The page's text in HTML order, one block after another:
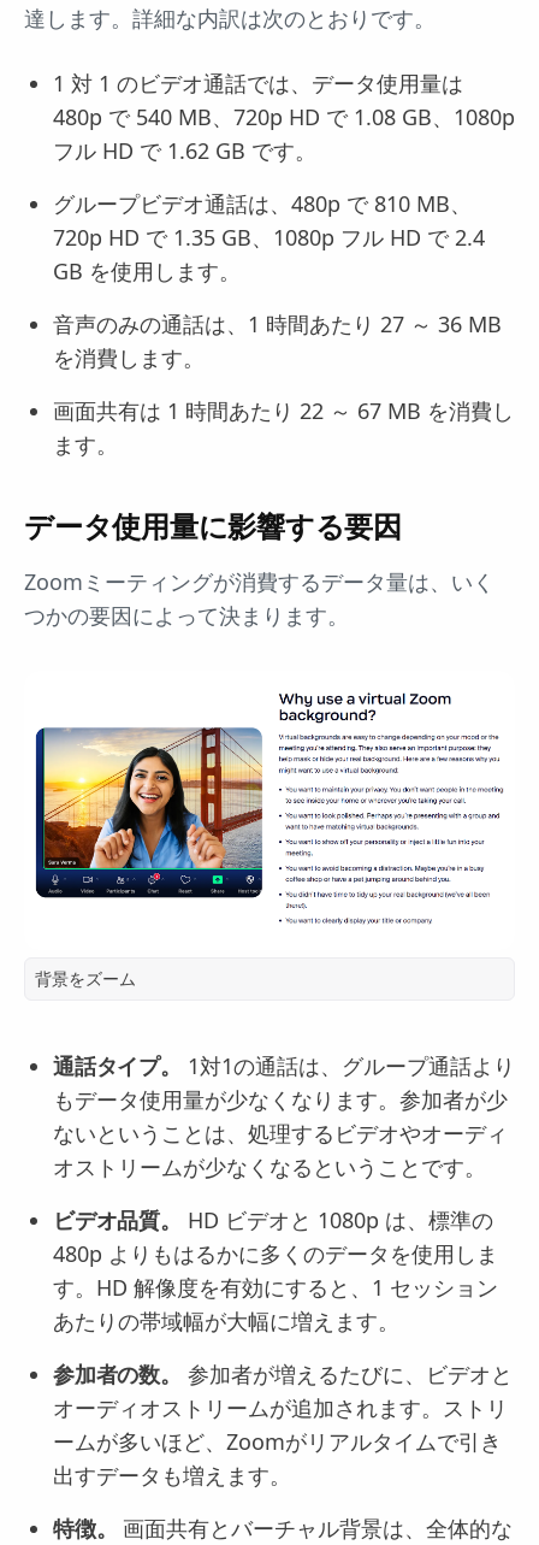
達します。詳細な内訳は次のとおりです。
1 対 1 のビデオ通話では、データ使用量は
480p で 540 MB、720p HD で 1.08 GB、1080p
フル HD で 1.62 GB です。
グループビデオ通話は、480p で 810 MB、
720p HD で 1.35 GB、1080p フル HD で 2.4
GB を使用します。
音声のみの通話は、1 時間あたり 27 ～ 36 MB
を消費します。
画面共有は 1 時間あたり 22 ～ 67 MB を消費し
ます。
データ使用量に影響する要因
Zoomミーティングが消費するデータ量は、いく
つかの要因によって決まります。
背景をズーム
通話タイプ。
1対1の通話は、グループ通話より
もデータ使用量が少なくなります。参加者が少
ないということは、処理するビデオやオーディ
オストリームが少なくなるということです。
ビデオ品質。
HD ビデオと 1080p は、標準の
480p よりもはるかに多くのデータを使用しま
す。HD 解像度を有効にすると、1 セッション
あたりの帯域幅が大幅に増えます。
参加者の数。
参加者が増えるたびに、ビデオと
オーディオストリームが追加されます。ストリ
ームが多いほど、Zoomがリアルタイムで引き
出すデータも増えます。
特徴。
画面共有とバーチャル背景は、全体的な